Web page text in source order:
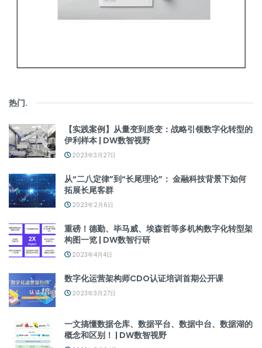
热门.
【实践案例】从量变到质变：战略引领数字化转型的
伊利样本 | DW数智视野
2023年3月27日
从“二八定律”到“长尾理论”： 金融科技背景下如何
拓展长尾客群
2023年2月6日
重磅！德勤、毕马威、埃森哲等多机构数字化转型架
构图一览 | DW数智行研
2023年4月4日
数字化运营架构师CDO认证培训首期公开课
2023年3月27日
一文搞懂数据仓库、数据平台、数据中台、数据湖的
概念和区别！ | DW数智视野